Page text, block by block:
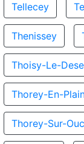
Tellecey
Thenissey
Thoisy-Le-
Thorey-En-
Thorey-Sur-